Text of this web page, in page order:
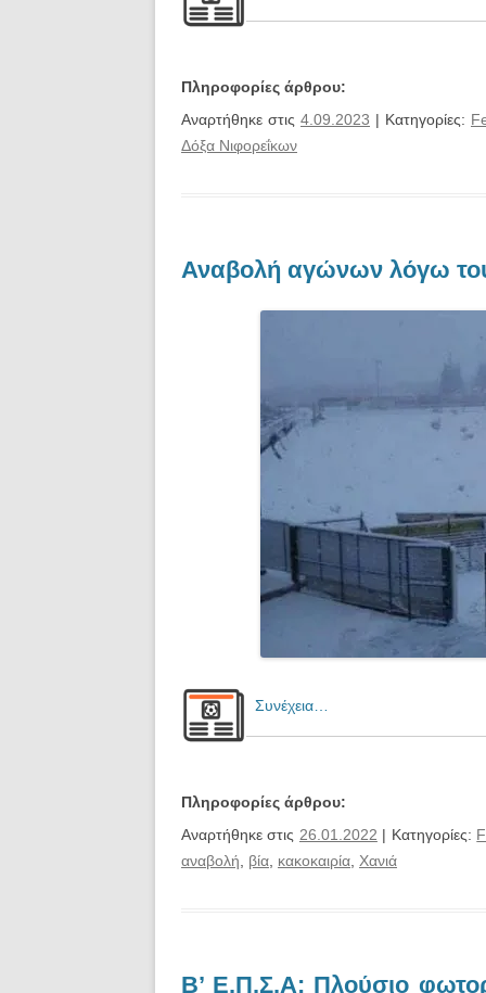
Πληροφορίες άρθρου:
Αναρτήθηκε στις 4.09.2023 | Κατηγορίες:
Δόξα Νιφορεΐκων
Αναβολή αγώνων λόγω
Συνέχεια…
Πληροφορίες άρθρου:
Αναρτήθηκε στις 26.01.2022 | Κατηγορίες:
αναβολή
βία κακοκαιρία Χανιά
Β’ Ε.Π.Σ.Α: Πλούσιο